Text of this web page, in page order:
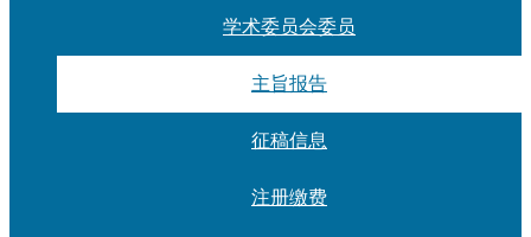
学术委员会委员
主旨报告
征稿信息
注册缴费